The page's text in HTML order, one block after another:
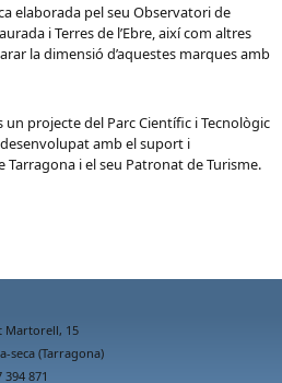
elaborada pel seu Observatori de
i Terres de l’Ebre, així com altres
la dimensió d’aquestes marques amb
un projecte del Parc Científic i Tecnològic
amb el suport i
i el seu Patronat de Turisme.
Martorell, 15
seca (Tarragona)
394 871